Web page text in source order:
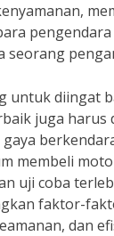
seorang
untuk diingat
juga harus
membeli
uji coba
faktor-
dan